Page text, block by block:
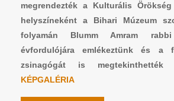
megrendezték a Kulturális
helyszíneként a Bihari Múzeum
folyamán Blumm Amram
évfordulójára emlékeztünk és a
zsinagógát is megtekinthették
KÉPGALÉRIA